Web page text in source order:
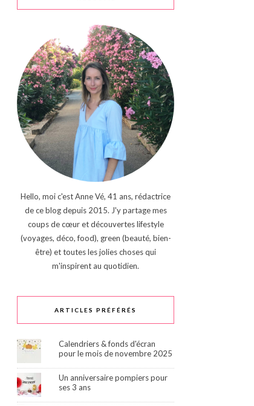
Hello, moi c'est Anne Vé, 41 ans, rédactrice
de ce blog depuis 2015. J'y partage mes
coups de cœur et découvertes lifestyle
(voyages, déco, food), green (beauté, bien-
être) et toutes les jolies choses qui
m'inspirent au quotidien.
ARTICLES PRÉFÉRÉS
Calendriers & fonds d'écran
pour le mois de novembre 2025
Un anniversaire pompiers pour
ses 3 ans